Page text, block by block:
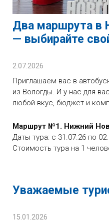
Два маршрута в
— выбирайте
2.07.2026
Приглашаем вас в
из Вологды. И у нас для
любой вкус, бюджет и
Маршрут №1. Нижний
Даты тура: с 31.07.26 по
Стоимость тура на 1
Уважаемые
15.01.2026